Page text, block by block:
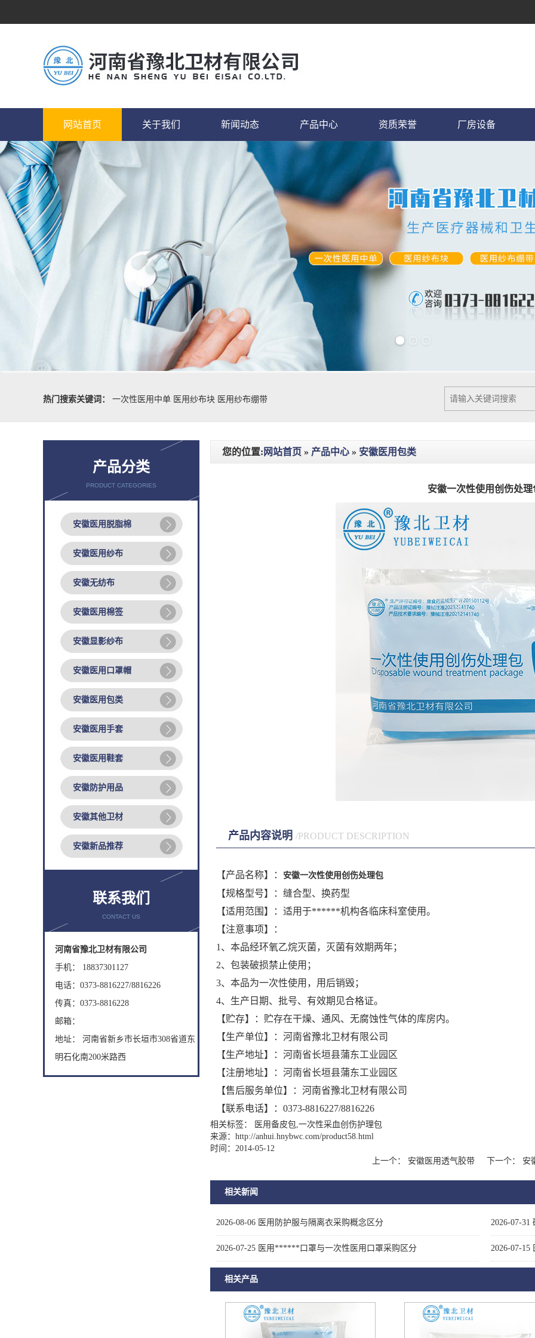
网站首页 关于我们 新闻动态 产品中心 资质荣誉 厂房设备
热门搜索关键词：
一次性医用中单 医用纱布块 医用纱布绷带
产品分类
PRODUCT CATEGORIES
安徽医用脱脂棉
安徽医用纱布
安徽无纺布
安徽医用棉签
安徽显影纱布
安徽医用口罩帽
安徽医用包类
安徽医用手套
安徽医用鞋套
安徽防护用品
安徽其他卫材
安徽新品推荐
联系我们
CONTACT US
河南省豫北卫材有限公司
手机： 18837301127
电话：0373-8816227/8816226
传真：0373-8816228
邮箱：
地址： 河南省新乡市长垣市308省道东
明石化南200米路西
您的位置: 网站首页 » 产品中心 » 安徽医用包类
安徽一次性使用创伤处理
产品内容说明 /PRODUCT DESCRIPTION
【产品名称】： 安徽一次性使用创伤处理包
【规格型号】：缝合型、换药型
【适用范围】：适用于******机构各临床科室使用。
【注意事项】：
1 、本品经环氧乙烷灭菌，灭菌有效期两年；
2、包装破损禁止使用；
3、本品为一次性使用，用后销毁；
4、生产日期、批号、有效期见合格证。
【贮存】：贮存在干燥、通风、无腐蚀性气体的库房内。
【生产单位】：河南省豫北卫材有限公司
【生产地址】：河南省长垣县蒲东工业园区
【注册地址】：河南省长垣县蒲东工业园区
【售后服务单位】：河南省豫北卫材有限公司
【联系电话】： 0373-8816227/8816226
相关标签： 医用备皮包,一次性采血创伤护理包
来源： http://anhui.hnybwc.com/product58.html
时间：2014-05-12
上一个：
安徽医用透气胶带 下一个： 安
相关新闻
2026-08-06 医用防护服与隔离衣采购概念区分 2026-07-31
2026-07-25 医用******口罩与一次性医用口罩采购区分 2026-07-15
相关产品